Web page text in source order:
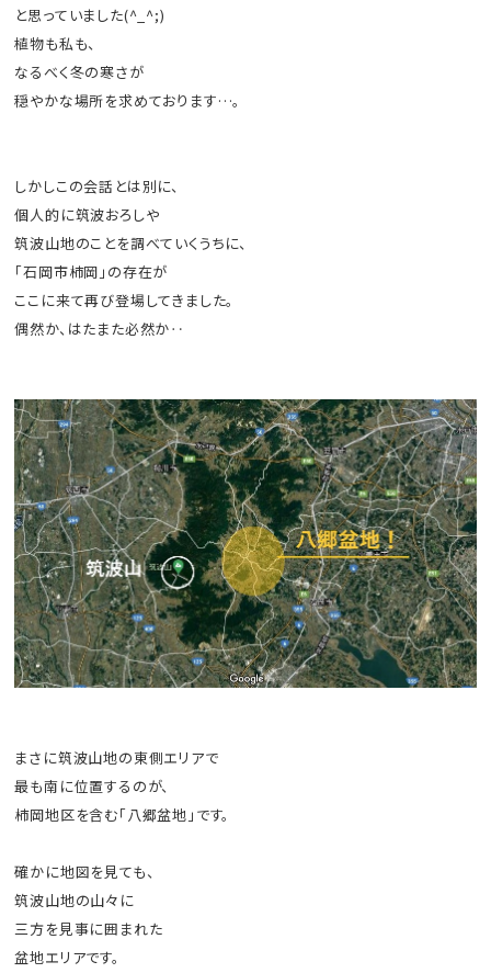
と思っていました(^_^;)
植物も私も、
なるべく冬の寒さが
穏やかな場所を求めております…。
しかしこの会話とは別に、
個人的に筑波おろしや
筑波山地のことを調べていくうちに、
「石岡市柿岡」の存在が
ここに来て再び登場してきました。
偶然か、はたまた必然か‥
まさに筑波山地の東側エリアで
最も南に位置するのが、
柿岡地区を含む「八郷盆地」です。
確かに地図を見ても、
筑波山地の山々に
三方を見事に囲まれた
盆地エリアです。